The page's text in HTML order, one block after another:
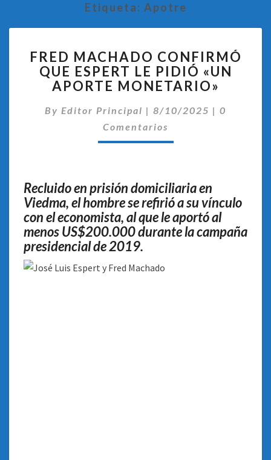
Etiqueta: Apotre
MACHADO
CONFIRMÓ
QUE
LE
PIDIÓ
FRED MACHADO CONFIRMÓ
QUE ESPERT LE PIDIÓ «UN
APORTE MONETARIO»
By Editor Principal | 8/10/2025 | 0
Comentarios
Recluido en prisión domiciliaria en
Viedma, el hombre se refirió a su vínculo
con el economista, al que le aportó al
menos US$200.000 durante la campaña
presidencial de 2019.